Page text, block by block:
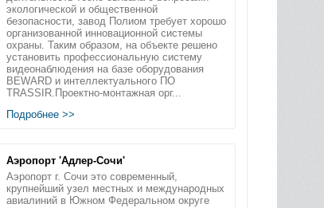
экологической и общественной
безопасности, завод Полиом требует хорошо
организованной инновационной системы
охраны. Таким образом, на объекте решено
установить профессиональную систему
видеонаблюдения на базе оборудования
BEWARD и интеллектуального ПО
TRASSIR.Проектно-монтажная орг...
Подробнее >>
Аэропорт 'Адлер-Сочи'
Аэропорт г. Сочи это современный,
крупнейший узел местных и международных
авиалиний в Южном Федеральном округе